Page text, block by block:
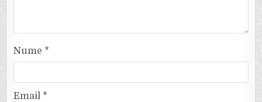
Nume *
Email *